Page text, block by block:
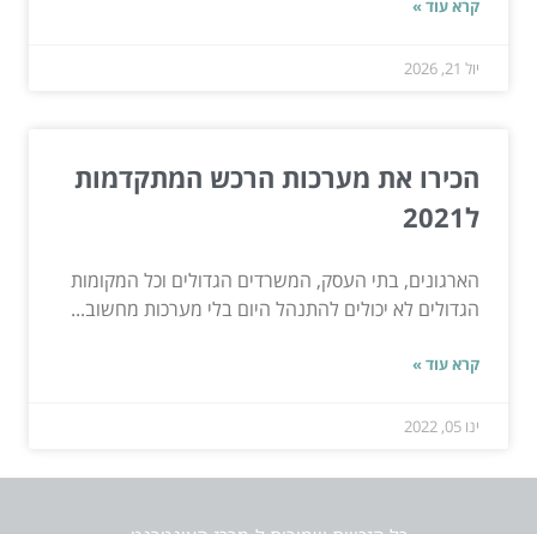
קרא עוד »
יול 21, 2026
הכירו את מערכות הרכש המתקדמות
ל2021
הארגונים, בתי העסק, המשרדים הגדולים וכל המקומות
הגדולים לא יכולים להתנהל היום בלי מערכות מחשוב...
קרא עוד »
ינו 05, 2022